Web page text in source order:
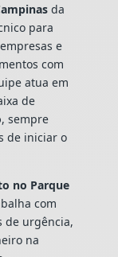
da
para
e
com
atua em
de
, sempre
de iniciar o
no Parque
com
de urgência,
na